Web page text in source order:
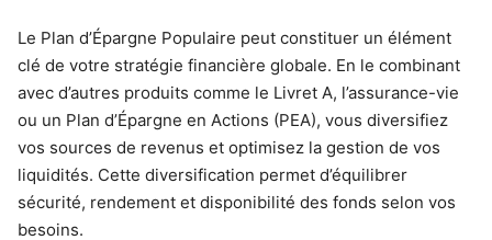
Le Plan d’Épargne Populaire peut constituer un élément
clé de votre stratégie financière globale. En le combinant
avec d’autres produits comme le Livret A, l’assurance-vie
ou un Plan d’Épargne en Actions (PEA), vous diversifiez
vos sources de revenus et optimisez la gestion de vos
liquidités. Cette diversification permet d’équilibrer
sécurité, rendement et disponibilité des fonds selon vos
besoins.